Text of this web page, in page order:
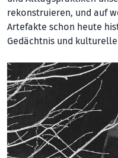
rekonstruieren, und auf
Artefakte schon heute
Gedächtnis und